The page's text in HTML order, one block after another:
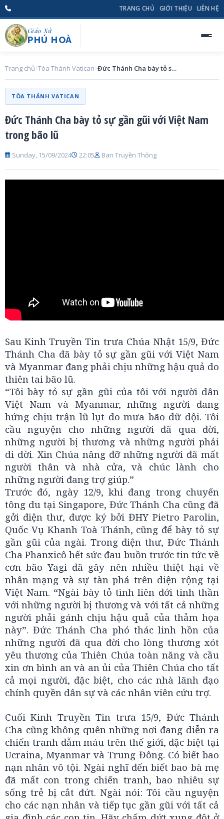
TRANG CHỦ GIỚI THIỆU LIÊN HỆ
Giáo Xứ
PHÚ HOÀ
Trang chủ Tòa Thánh Vatican Đức Thánh Cha bày tỏ sự gần gũi với Việt Nam trong bão lũ
TÒA THÁNH VATICAN
Đức Thánh Cha bày tỏ sự gần gũi với Việt Nam
trong bão lũ
Sunday, 15/09/2024 22:05 Ban Truyền Thông
Sau Kinh Truyền Tin trưa Chúa Nhật 15/9, Đức
Thánh Cha đã bày tỏ sự gần gũi với Việt Nam
và Myanmar đang phải chịu những hậu quả do
thiên tai bão lũ.
“Tôi bày tỏ sự gần gũi của tôi với người dân
Việt Nam và Myanmar, những người đang
hứng chịu trận lũ lụt do mưa bão dữ dội. Tôi
cầu nguyện cho những người đã qua đời,
những người bị thương và những người phải
di dời. Xin Chúa nâng đỡ những người đã mất
người thân và nhà cửa, và chúc lành cho
những người đang trợ giúp.”
Trước đó, ngày 12/9, khi đang trong chuyến
tông du tại Singapore, Đức Thánh Cha cũng đã
gởi điện thư, được ký bởi ĐHY Pietro Parolin,
Quốc Vụ Khanh Toà Thánh, cũng để bày tỏ sự
gần gũi của ngài. Trong điện thư, Đức Thánh
Cha Phanxicô hết sức đau buồn trước tin tức về
cơn bão Yagi đã gây nên nhiều thiệt hại về
nhân mạng và sự tàn phá trên diện rộng tại
Việt Nam. “Ngài bày tỏ tình liên đới tinh thần
với những người bị thương và với tất cả những
người phải gánh chịu hậu quả của thảm họa
này”. Đức Thánh Cha phó thác linh hồn của
những người đã qua đời cho lòng thương xót
yêu thương của Thiên Chúa toàn năng và cầu
xin ơn bình an và an ủi của Thiên Chúa cho tất
cả mọi người, đặc biệt, cho các nhà lãnh đạo
chính quyền dân sự và các nhân viên cứu trợ.
Cuối Kinh Truyền Tin trưa 15/9, Đức Thánh
Cha cũng không quên những nơi đang diễn ra
chiến tranh đẫm máu trên thế giới, đặc biệt tại
Ucraina, Myanmar và Trung Đông. Có biết bao
nạn nhân vô tội. Ngài nghĩ đến biết bao bà mẹ
đã mất con trong chiến tranh, bao nhiêu sự
sống trẻ bị cắt đứt. Ngài nói: Tôi cầu nguyện
cho các nạn nhân và tiếp tục gần gũi với tất cả